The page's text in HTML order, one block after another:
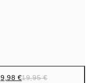
9,98 €19,95 €